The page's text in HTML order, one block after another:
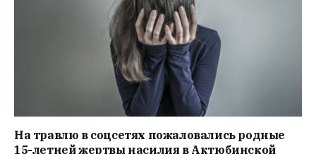
На травлю в соцсетях пожаловались родные
15-летней жертвы насилия в Актюбинской